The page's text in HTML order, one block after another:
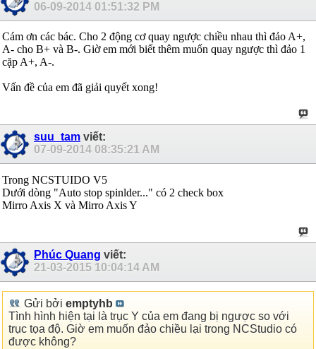
06-09-2014 01:51:32 PM
Cám ơn các bác. Cho 2 động cơ quay ngược chiều nhau thì đảo A+,
A- cho B+ và B-. Giờ em mới biết thêm muốn quay ngược thì đảo 1
cặp A+, A-.
Vấn đề của em đã giải quyết xong!
suu_tam viết:
07-09-2014 08:35:21 AM
Trong NCSTUIDO V5
Dưới dòng "Auto stop spinlder..." có 2 check box
Mirro Axis X và Mirro Axis Y
Phúc Quang viết:
21-03-2015 10:04:14 AM
Gửi bởi emptyhb
Tình hình hiện tại là trục Y của em đang bị ngược so với
trục tọa độ. Giờ em muốn đảo chiều lại trong NCStudio có
được không?